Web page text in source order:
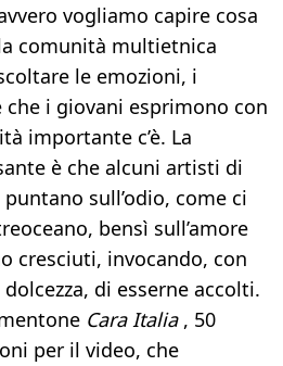
vogliamo capire cosa
comunità multietnica
le emozioni, i
i giovani esprimono con
importante c’è. La
è che alcuni artisti di
sull’odio, come ci
bensì sull’amore
cresciuti, invocando, con
di esserne accolti.
Cara Italia, 50
per il video, che